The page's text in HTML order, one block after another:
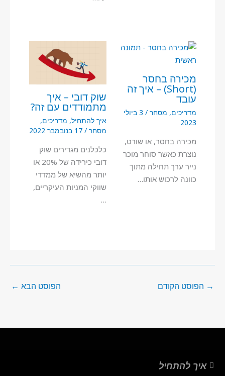
מכירה בחסר
(Short) – איך זה
עובד
מדריכים, מסחר /
3 ביולי
2023
מכירה בחסר, או שורט,
נוצרת כאשר סוחר מוכר
נייר ערך תחילה מתוך
כוונה לרכוש אותו…
שוק דובי – איך
מתמודדים עם זה?
איך להתחיל, מדריכים,
מסחר /17 בנובמבר 2022
כלכלנים מגדירים שוק
דובי כירידה של 20% או
יותר מהשיא של ממדדי
שווקי המניות העיקריים,
…
→ הפוסט הקודם הפוסט הבא ←
איך להתחיל